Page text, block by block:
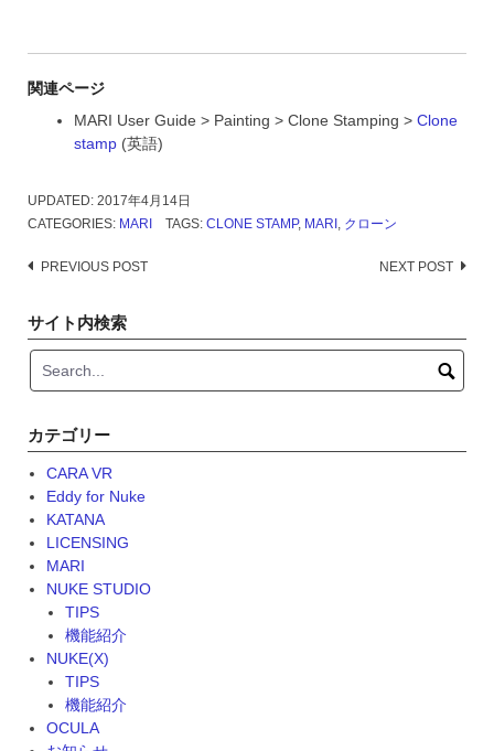
関連ページ
MARI User Guide > Painting > Clone Stamping > Clone
stamp (英語)
UPDATED: 2017年4月14日
CATEGORIES: MARI TAGS: CLONE STAMP, MARI, クローン
Post
PREVIOUS POST NEXT POST
サイト内検索
カテゴリー
CARA VR
Eddy for Nuke
KATANA
LICENSING
MARI
NUKE STUDIO
TIPS
機能紹介
NUKE(X)
TIPS
機能紹介
OCULA